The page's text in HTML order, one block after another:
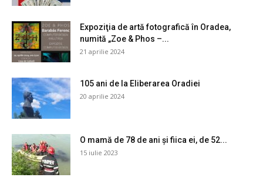
Expoziţia de artă fotografică în Oradea,
numită „Zoe & Phos –...
21 aprilie 2024
105 ani de la Eliberarea Oradiei
20 aprilie 2024
O mamă de 78 de ani și fiica ei, de 52...
15 iulie 2023